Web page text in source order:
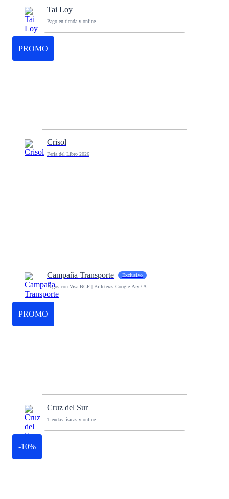
Tai Loy
Pago en tienda y online
PROMO
Crisol
Feria del Libro 2026
Campaña Transporte Exclusivo
PROMO
Cruz del Sur
Tiendas físicas y online
-10%